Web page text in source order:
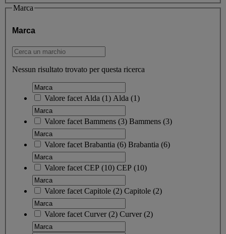
Marca
Marca
Nessun risultato trovato per questa ricerca
Valore facet Alda (1) Alda (1)
Valore facet Bammens (3) Bammens (3)
Valore facet Brabantia (6) Brabantia (6)
Valore facet CEP (10) CEP (10)
Valore facet Capitole (2) Capitole (2)
Valore facet Curver(2) Curver(2)